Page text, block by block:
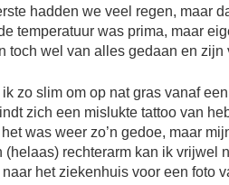
hadden we veel regen, maar
temperatuur was prima, maar
toch wel van alles gedaan en zijn
zo slim om op nat gras vanaf
zich een mislukte tattoo van
was weer zo’n gedoe, maar
rechterarm kan ik vrijwel
het ziekenhuis voor een foto